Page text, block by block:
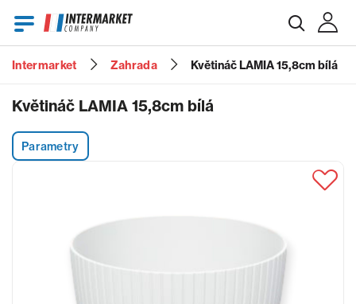
Heslo
Intermarket Zahrada Květináč LAMIA 15,8cm bílá
Květináč LAMIA 15,8cm bílá
Parametry